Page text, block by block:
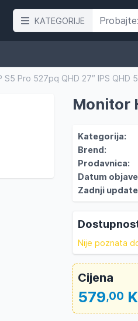
KATEGORIJE
S5 Pro 527pq QHD 27″ IPS QHD
Monitor
Kategorija:
Brend:
Prodavnica:
Datum
Zadnji
Nije poznata
Cijena
579,00